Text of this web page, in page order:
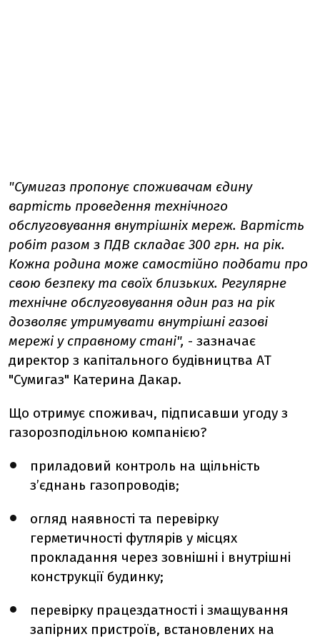
"Сумигаз пропонує споживачам єдину
вартість проведення технічного
обслуговування внутрішніх мереж. Вартість
робіт разом з ПДВ складає 300 грн. на рік.
Кожна родина може самостійно подбати про
свою безпеку та своїх близьких. Регулярне
технічне обслуговування один раз на рік
дозволяє утримувати внутрішні газові
мережі у справному стані", - зазначає
директор з капітального будівництва АТ
"Сумигаз" Катерина Дакар.
Що отримує споживач, підписавши угоду з
газорозподільною компанією?
приладовий контроль на щільність
з’єднань газопроводів;
огляд наявності та перевірку
герметичності футлярів у місцях
прокладання через зовнішні і внутрішні
конструкції будинку;
перевірку працездатності і змащування
запірних пристроїв, встановлених на